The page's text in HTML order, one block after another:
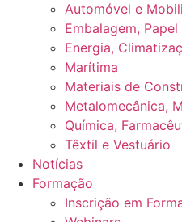
Automóvel e
Embalagem,
Energia,
Marítima
Materiais de
Metalomecânica,
Química,
Têxtil e Vestuário
Notícias
Formação
Inscrição em